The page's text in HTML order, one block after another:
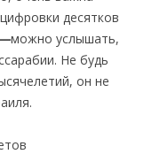
десятков
—можно услышать,
Не будь
он не